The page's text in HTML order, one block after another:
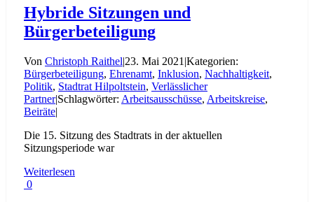
Hybride Sitzungen und
Bürgerbeteiligung
Von Christoph Raithel|23. Mai 2021 |Kategorien:
Bürgerbeteiligung, Ehrenamt, Inklusion, Nachhaltigkeit,
Politik, Stadtrat Hilpoltstein, Verlässlicher
Partner|Schlagwörter: Arbeitsausschüsse, Arbeitskreise,
Beiräte|
Die 15. Sitzung des Stadtrats in der aktuellen
Sitzungsperiode war
Weiterlesen
0